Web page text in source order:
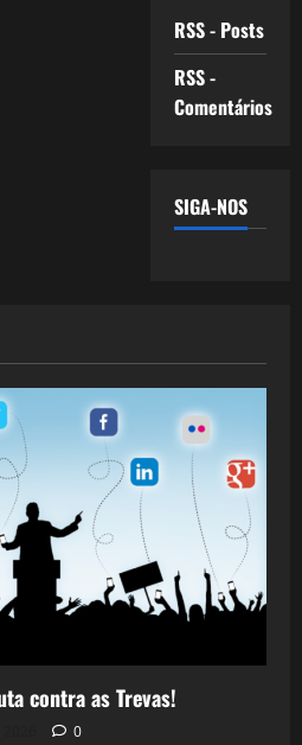
RSS - Posts
RSS -
Comentários
SIGA-NOS
contra as Trevas!
0